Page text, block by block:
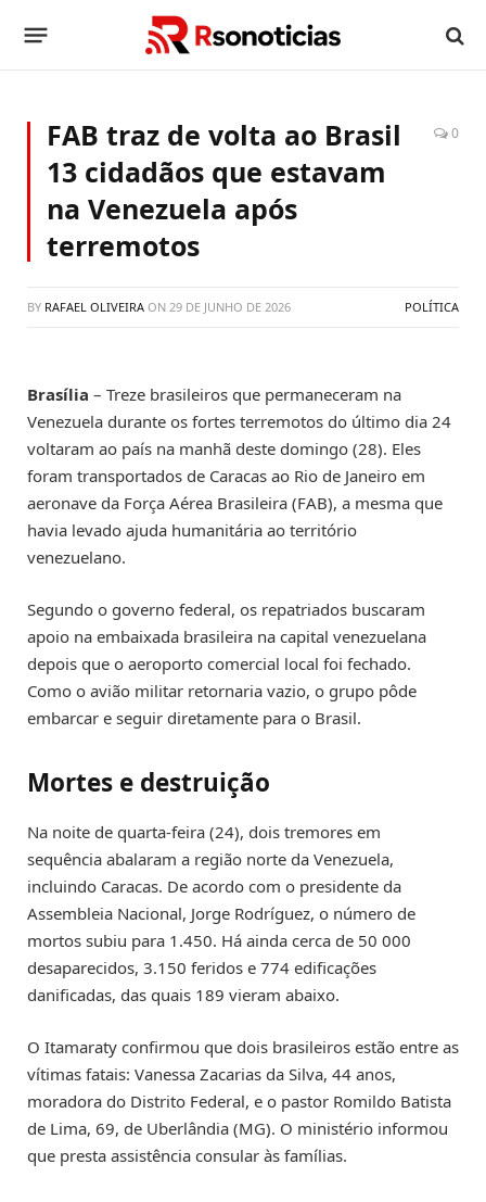
FAB traz de volta ao Brasil
13 cidadãos que estavam
na Venezuela após
terremotos
0
BY RAFAEL OLIVEIRA ON 29 DE JUNHO DE 2026 POLÍTICA
Brasília – Treze brasileiros que permaneceram na
Venezuela durante os fortes terremotos do último dia 24
voltaram ao país na manhã deste domingo (28). Eles
foram transportados de Caracas ao Rio de Janeiro em
aeronave da Força Aérea Brasileira (FAB), a mesma que
havia levado ajuda humanitária ao território
venezuelano.
Segundo o governo federal, os repatriados buscaram
apoio na embaixada brasileira na capital venezuelana
depois que o aeroporto comercial local foi fechado.
Como o avião militar retornaria vazio, o grupo pôde
embarcar e seguir diretamente para o Brasil.
Mortes e destruição
Na noite de quarta-feira (24), dois tremores em
sequência abalaram a região norte da Venezuela,
incluindo Caracas. De acordo com o presidente da
Assembleia Nacional, Jorge Rodríguez, o número de
mortos subiu para 1.450. Há ainda cerca de 50 000
desaparecidos, 3.150 feridos e 774 edificações
danificadas, das quais 189 vieram abaixo.
O Itamaraty confirmou que dois brasileiros estão entre as
vítimas fatais: Vanessa Zacarias da Silva, 44 anos,
moradora do Distrito Federal, e o pastor Romildo Batista
de Lima, 69, de Uberlândia (MG). O ministério informou
que presta assistência consular às famílias.